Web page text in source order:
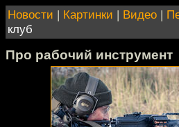
Новости | Картинки | Видео |
клуб
Про рабочий инструмент